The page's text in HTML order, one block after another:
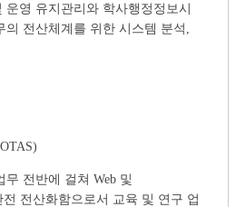
영 유지관리와 학사행정정보시
전산체계를 위한 시스템 분석,
전반에 걸쳐 Web 및
전 전산화함으로서 교육 및 연구 업